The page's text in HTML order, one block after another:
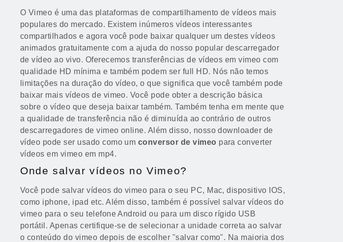
O Vimeo é uma das plataformas de compartilhamento de vídeos mais
populares do mercado. Existem inúmeros vídeos interessantes
compartilhados e agora você pode baixar qualquer um destes vídeos
animados gratuitamente com a ajuda do nosso popular descarregador
de vídeo ao vivo. Oferecemos transferências de vídeos em vimeo com
qualidade HD mínima e também podem ser full HD. Nós não temos
limitações na duração do vídeo, o que significa que você também pode
baixar mais vídeos de vimeo. Você pode obter a descrição básica
sobre o vídeo que deseja baixar também. Também tenha em mente que
a qualidade de transferência não é diminuída ao contrário de outros
descarregadores de vimeo online. Além disso, nosso downloader de
vídeo pode ser usado como um conversor de vimeo para converter
vídeos em vimeo em mp4.
Onde salvar vídeos no Vimeo?
Você pode salvar vídeos do vimeo para o seu PC, Mac, dispositivo IOS,
como iphone, ipad etc. Além disso, também é possível salvar vídeos do
vimeo para o seu telefone Android ou para um disco rígido USB
portátil. Apenas certifique-se de selecionar a unidade correta ao salvar
o conteúdo do vimeo depois de escolher "salvar como". Na maioria dos